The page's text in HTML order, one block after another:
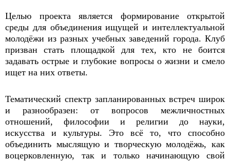
Целью проекта является формирование открытой
среды для объединения ищущей и интеллектуальной
молодёжи из разных учебных заведений города. Клуб
призван стать площадкой для тех, кто не боится
задавать острые и глубокие вопросы о жизни и смело
ищет на них ответы.
Тематический спектр запланированных встреч широк
и разнообразен: от вопросов межличностных
отношений, философии и религии до науки,
искусства и культуры. Это всё то, что способно
объединить мыслящую и творческую молодёжь, как
воцерковленную, так и только начинающую свой